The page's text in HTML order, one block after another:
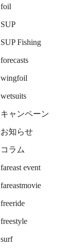
foil
SUP
SUP Fishing
forecasts
wingfoil
wetsuits
キャンペーン
お知らせ
コラム
fareast event
fareastmovie
freeride
freestyle
surf